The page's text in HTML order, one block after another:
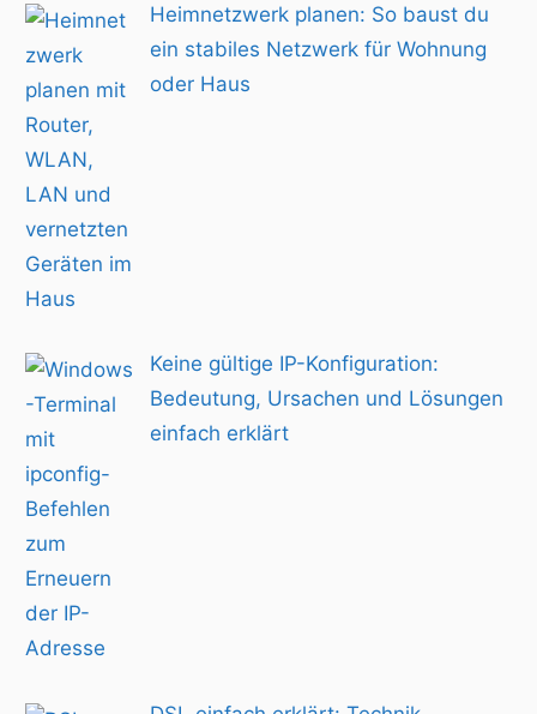
Heimnetzwerk planen: So baust du
ein stabiles Netzwerk für Wohnung
oder Haus
Keine gültige IP-Konfiguration:
Bedeutung, Ursachen und Lösungen
einfach erklärt